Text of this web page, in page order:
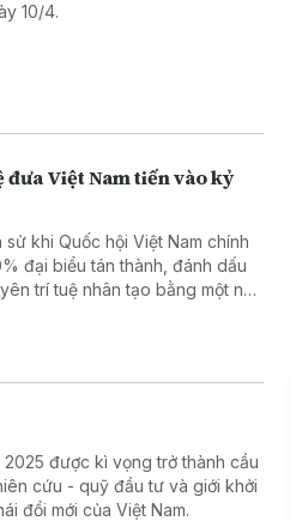
10/4.
Việt Nam tiến vào kỷ
khi Quốc hội Việt Nam chính
đại biểu tán thành, đánh dấu
trí tuệ nhân tạo bằng một nền
được kì vọng trở thành cầu
cứu - quỹ đầu tư và giới khởi
đổi mới của Việt Nam.